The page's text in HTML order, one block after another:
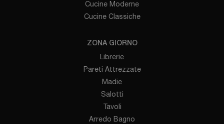
Cucine Moderne
Cucine Classiche
ZONA GIORNO
Librerie
Pareti Attrezzate
Madie
Salotti
Tavoli
Arredo Bagno